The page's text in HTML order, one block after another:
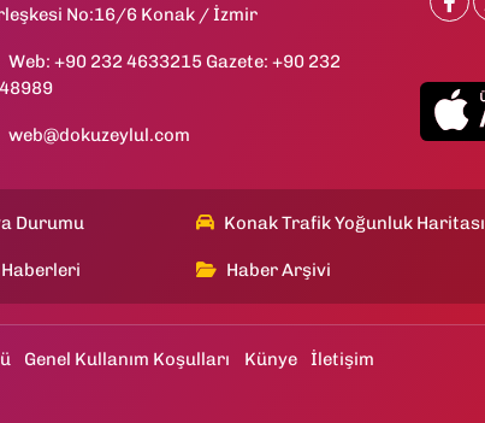
No:16/6 Konak / İzmir
Web: +90 232 4633215 Gazete: +90 232
web@dokuzeylul.com
Durumu Konak Trafik Yoğunluk Haritası
Haber Arşivi
Genel Kullanım Koşulları Künye
İletişim